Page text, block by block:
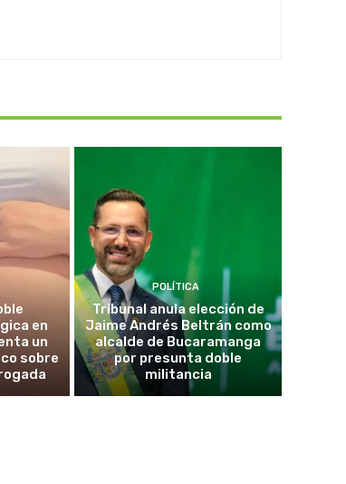
en
un
sobre
POLÍTICA
Tribunal anula elección de
Jaime Andrés Beltrán como
alcalde de Bucaramanga
por presunta doble
militancia